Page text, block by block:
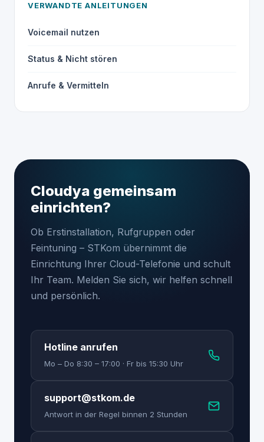
VERWANDTE ANLEITUNGEN
Voicemail nutzen
Status & Nicht stören
Anrufe & Vermitteln
Cloudya gemeinsam
einrichten?
Ob Erstinstallation, Rufgruppen oder
Feintuning – STKom übernimmt die
Einrichtung Ihrer Cloud-Telefonie und schult
Ihr Team. Melden Sie sich, wir helfen schnell
und persönlich.
Hotline anrufen
Mo – Do 8:30 – 17:00 · Fr bis 15:30 Uhr
support@stkom.de
Antwort in der Regel binnen 2 Stunden